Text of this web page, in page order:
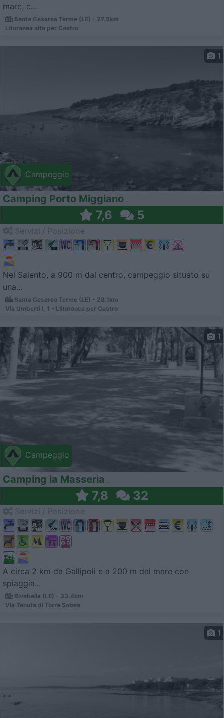
mare, c...
Santa Cesarea Terme (LE) - 27.5km
Litoranea alta per Castro
Campeggio
1
Camping Porto Miggiano
7,6 5
Nel Salento, a 900 m dal centro, campeggio situato su
una...
Santa Cesarea Terme (LE) - 28.1km
Via Umberti I, 1 - Llitoranea per Castro
Campeggio
1
Camping la Masseria
7,8 32
A circa 2 km da Gallipoli e a 200 m dal mare con
spiaggia...
Rivabella (LE) - 33.4km
Via Tenuta di Torre Sabea
1